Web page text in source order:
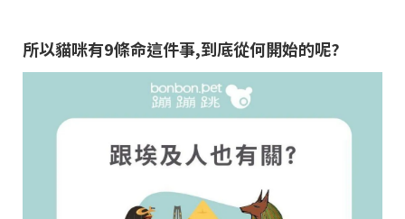
所以貓咪有9條命這件事,到底從何開始的呢?